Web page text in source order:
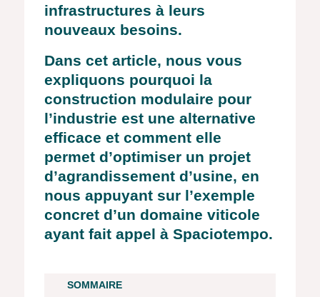
infrastructures à leurs
nouveaux besoins.
Dans cet article, nous vous
expliquons pourquoi la
construction modulaire pour
l’industrie est une alternative
efficace et comment elle
permet d’optimiser un projet
d’agrandissement d’usine, en
nous appuyant sur l’exemple
concret d’un domaine viticole
ayant fait appel à Spaciotempo.
SOMMAIRE